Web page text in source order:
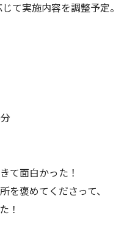
て実施内容を調整予定。
て面白かった！
を褒めてくださって、
！